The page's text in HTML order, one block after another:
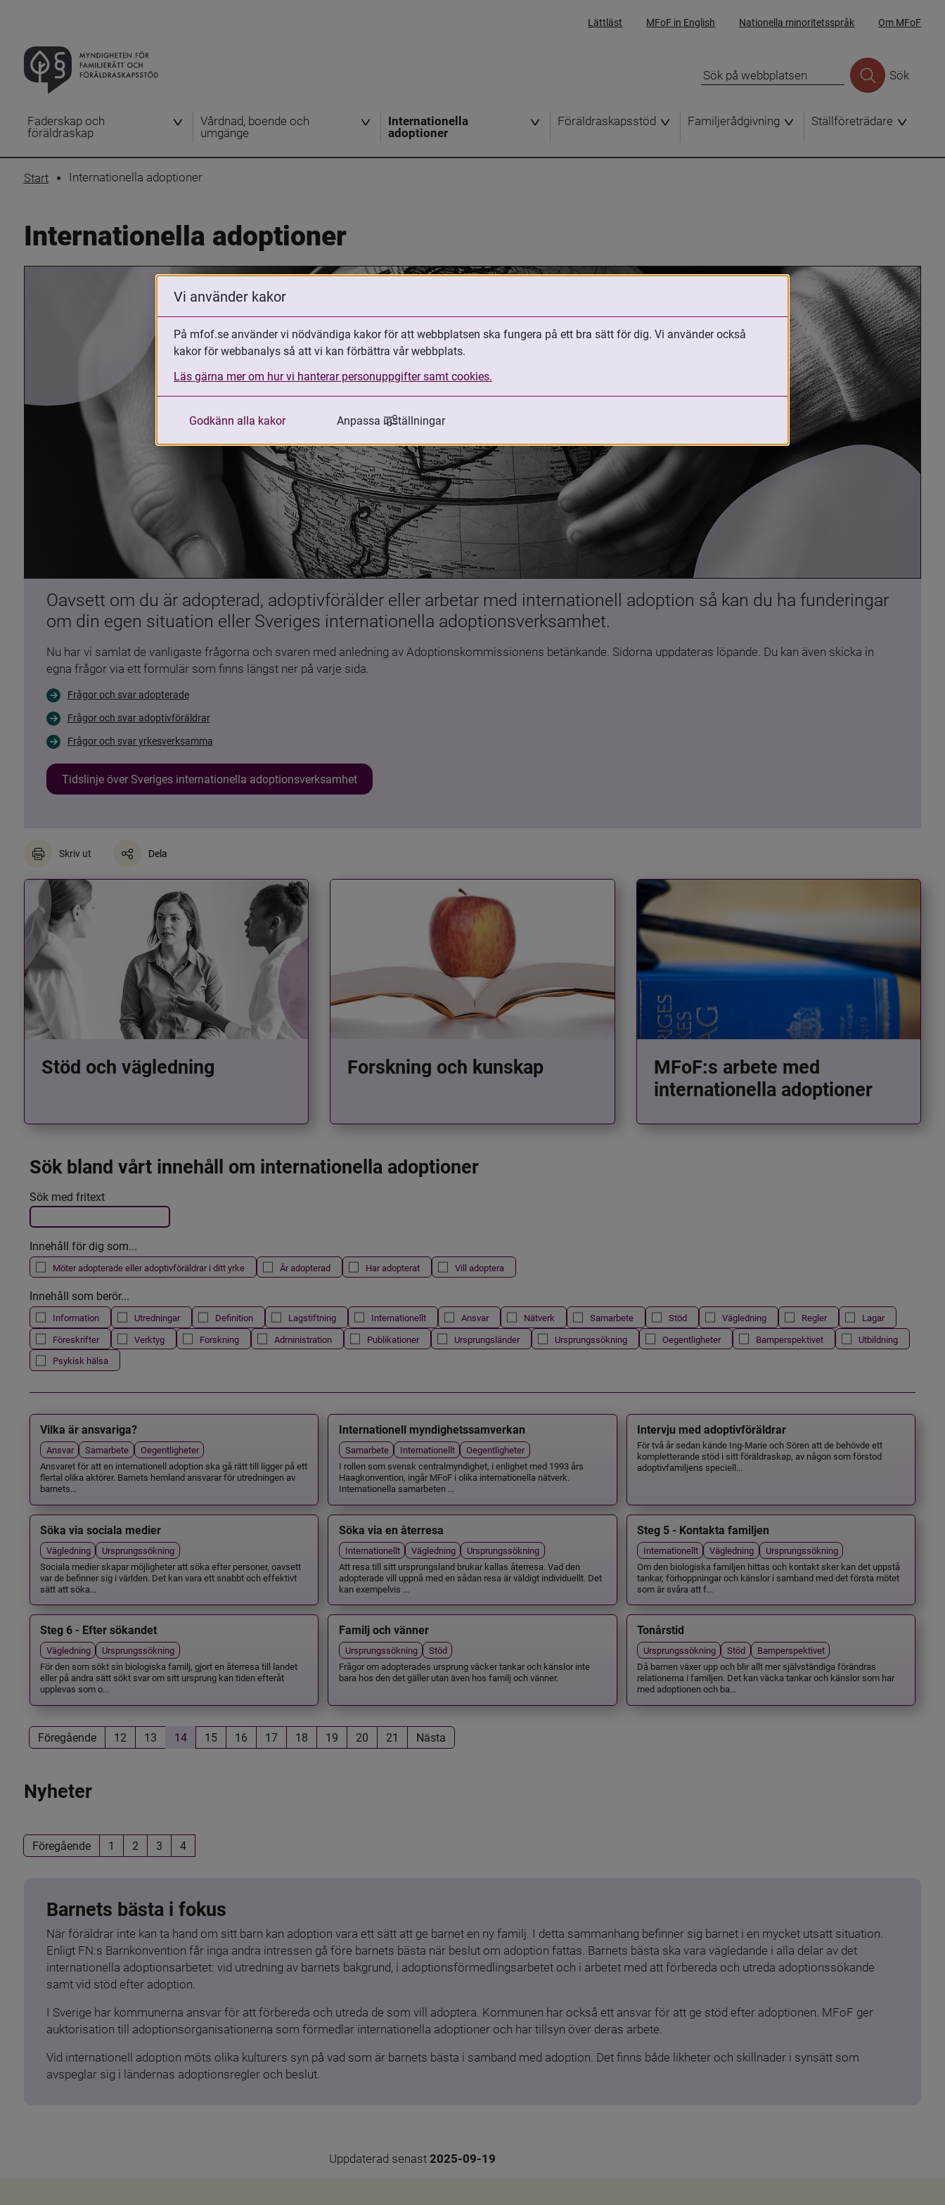
Lättläst MFoF in English Nationella minoritetsspråk Om MFoF
Sök
Faderskap och
föräldraskap
Vårdnad, boende och
umgänge
Internationella
adoptioner
Föräldraskapsstöd Familjerådgivning Ställföreträdare
Start Internationella adoptioner
Internationella adoptioner
Oavsett om du är adopterad, adoptivförälder eller arbetar med internationell adoption så kan du ha funderingar
om din egen situation eller Sveriges internationella adoptionsverksamhet.
Nu har vi samlat de vanligaste frågorna och svaren med anledning av Adoptionskommissionens betänkande. Sidorna uppdateras löpande. Du kan även skicka in
egna frågor via ett formulär som finns längst ner på varje sida.
Frågor och svar adopterade
Frågor och svar adoptivföräldrar
Frågor och svar yrkesverksamma
Tidslinje över Sveriges internationella adoptionsverksamhet
Skriv ut Dela
Stöd och vägledning Forskning och kunskap
MFoF:s arbete med
internationella adoptioner
Sök bland vårt innehåll om internationella adoptioner
Filtrera resultatet
Det här formuläret postas automatiskt
Sök med fritext
Innehåll för dig som...
Möter adopterade eller adoptivföräldrar i ditt yrke Är adopterad Har adopterat Vill adoptera
Innehåll som berör...
Information Utredningar Definition Lagstiftning Internationellt Ansvar Nätverk Samarbete Stöd Vägledning Regler
Lagar
Föreskrifter
Verktyg Forskning Administration Publikationer Ursprungsländer Ursprungssökning Oegentligheter Barnperspektivet
Utbildning
Psykisk hälsa
Vilka är ansvariga?
Ansvar Samarbete
Oegentligheter
Ansvaret för att en internationell adoption ska gå rätt till ligger på ett
flertal olika aktörer. Barnets hemland ansvarar för utredningen av
barnets...
Internationell myndighetssamverkan
Samarbete Internationellt
Oegentligheter
I rollen som svensk centralmyndighet, i enlighet med 1993 års
Haagkonvention, ingår MFoF i olika internationella nätverk.
Internationella samarbeten ...
Intervju med adoptivföräldrar
För två år sedan kände Ing-Marie och Sören att de behövde ett
kompletterande stöd i sitt föräldraskap, av någon som förstod
adoptivfamiljens speciell...
Söka via sociala medier
Vägledning
Ursprungssökning
Sociala medier skapar möjligheter att söka efter personer, oavsett
var de befinner sig i världen. Det kan vara ett snabbt och effektivt
sätt att söka...
Söka via en återresa
Internationellt Vägledning
Ursprungssökning
Att resa till sitt ursprungsland brukar kallas återresa. Vad den
adopterade vill uppnå med en sådan resa är väldigt individuellt. Det
kan exempelvis ...
Steg 5 - Kontakta familjen
Internationellt Vägledning
Ursprungssökning
Om den biologiska familjen hittas och kontakt sker kan det uppstå
tankar, förhoppningar och känslor i samband med det första mötet
som är svåra att f...
Steg 6 - Efter sökandet
Vägledning
Ursprungssökning
För den som sökt sin biologiska familj, gjort en återresa till landet
eller på andra sätt sökt svar om sitt ursprung kan tiden efteråt
upplevas som o...
Familj och vänner
Ursprungssökning
Stöd
Frågor om adopterades ursprung väcker tankar och känslor inte
bara hos den det gäller utan även hos familj och vänner.
Tonårstid
Ursprungssökning Stöd
Barnperspektivet
Då barnen växer upp och blir allt mer självständiga förändras
relationerna i familjen. Det kan väcka tankar och känslor som har
med adoptionen och ba...
Föregående 12 13 14 15 16 17 18 19 20 21 Nästa
Nyheter
Föregående 1 2 3 4
Barnets bästa i fokus
När föräldrar inte kan ta hand om sitt barn kan adoption vara ett sätt att ge barnet en ny familj. I detta sammanhang befinner sig barnet i en mycket utsatt situation.
Enligt FN:s Barnkonvention får inga andra intressen gå före barnets bästa när beslut om adoption fattas. Barnets bästa ska vara vägledande i alla delar av det
internationella adoptionsarbetet: vid utredning av barnets bakgrund, i adoptionsförmedlingsarbetet och i arbetet med att förbereda och utreda adoptionssökande
samt vid stöd efter adoption.
I Sverige har kommunerna ansvar för att förbereda och utreda de som vill adoptera. Kommunen har också ett ansvar för att ge stöd efter adoptionen. MFoF ger
auktorisation till adoptionsorganisationerna som förmedlar internationella adoptioner och har tillsyn över deras arbete.
Vid internationell adoption möts olika kulturers syn på vad som är barnets bästa i samband med adoption. Det finns både likheter och skillnader i synsätt som
avspeglar sig i ländernas adoptionsregler och beslut.
Uppdaterad senast 2025-09-19
Vi använder kakor
På mfof.se använder vi nödvändiga kakor för att webbplatsen ska fungera på ett bra sätt för dig. Vi använder också
kakor för webbanalys så att vi kan förbättra vår webbplats.
Läs gärna mer om hur vi hanterar personuppgifter samt cookies.
Godkänn alla kakor Anpassa inställningar